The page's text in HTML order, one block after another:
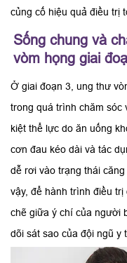
củng cố hiệu quả điều trị
Sống chung và
vòm họng giai
Ở giai đoạn 3, ung thư
trong quá trình chăm sóc
kiệt thể lực do ăn uống
cơn đau kéo dài và tác
dễ rơi vào trạng thái
vậy, để hành trình điều
chẽ giữa ý chí của người
dõi sát sao của đội ngũ y